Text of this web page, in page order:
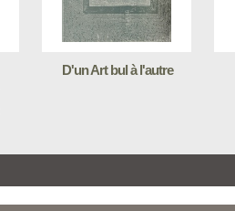
D'un Art bul à l'autre